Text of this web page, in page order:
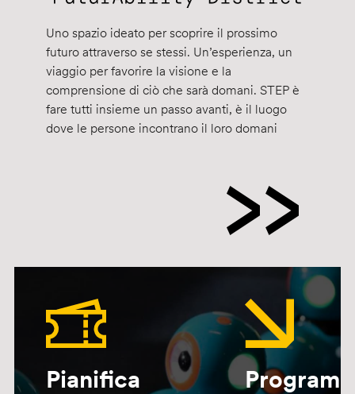
Uno spazio ideato per scoprire il prossimo
futuro attraverso se stessi. Un’esperienza, un
viaggio per favorire la visione e la
comprensione di ciò che sarà domani. STEP è
fare tutti insieme un passo avanti, è il luogo
dove le persone incontrano il loro domani
Pianifica